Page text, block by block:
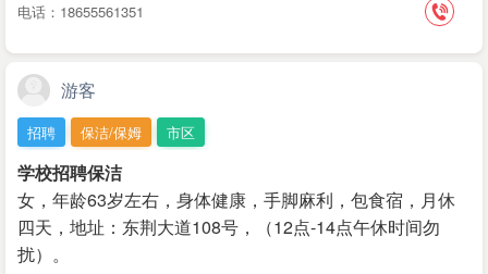
电话：18655561351
游客
招聘 保洁/保姆 市区
学校招聘保洁
女，年龄63岁左右，身体健康，手脚麻利，包食宿，月休
四天，地址：东荆大道108号，（12点-14点午休时间勿
扰）。